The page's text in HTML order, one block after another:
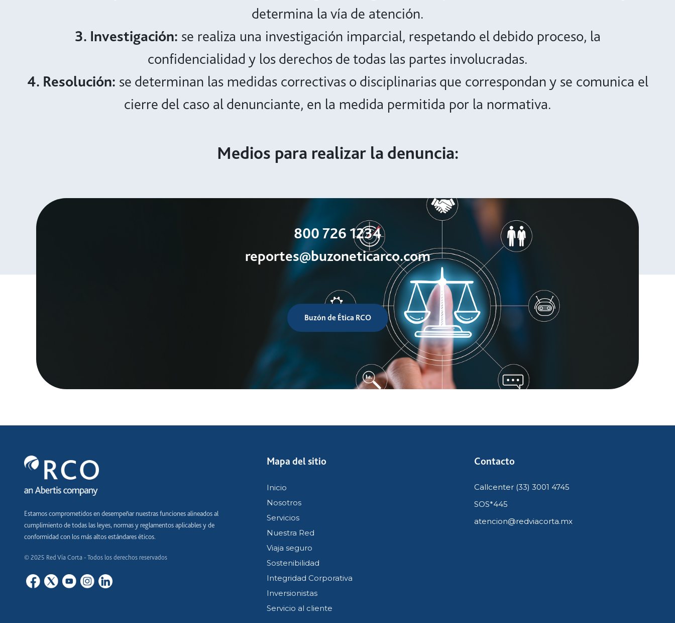
determina la vía de atención.
3. Investigación: se realiza una investigación imparcial, respetando el debido proceso, la
confidencialidad y los derechos de todas las partes involucradas.
4. Resolución: se determinan las medidas correctivas o disciplinarias que correspondan y se comunica el
cierre del caso al denunciante, en la medida permitida por la normativa.
Medios para realizar la denuncia:
800 726 1234
reportes@buzoneticarco.com
Buzón de Ética RCO
Estamos comprometidos en desempeñar nuestras funciones alineados al
cumplimiento de todas las leyes, normas y reglamentos aplicables y de
conformidad con los más altos estándares éticos.
© 2025 Red Vía Corta - Todos los derechos reservados
Mapa del sitio
Inicio
Nosotros
Servicios
Nuestra Red
Viaja seguro
Sostenibilidad
Integridad Corporativa
Inversionistas
Servicio al cliente
Contacto
Callcenter (33) 3001 4745
SOS*445
atencion@redviacorta.mx